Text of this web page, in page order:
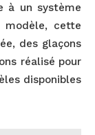
à un système
modèle, cette
des glaçons
réalisé pour
disponibles